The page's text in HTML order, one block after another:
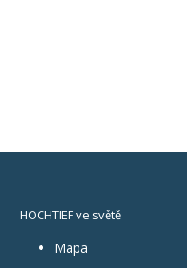
HOCHTIEF ve světě
Mapa